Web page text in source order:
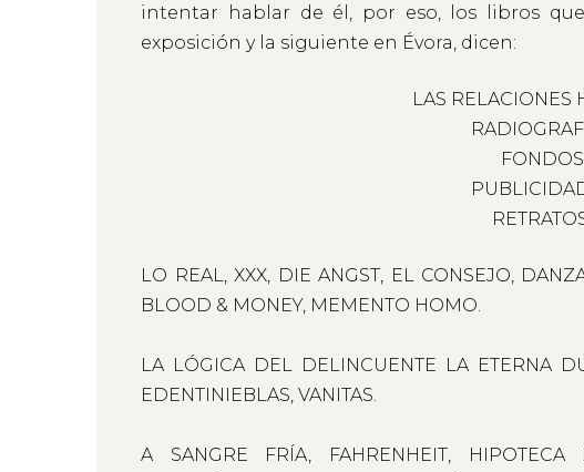
intentar hablar de él, por eso, los libros
exposición y la siguiente en Évora, dicen:
LAS RELACIONES
FONDOS
LO REAL, XXX, DIE ANGST, EL CONSEJO,
BLOOD & MONEY, MEMENTO HOMO.
LA LÓGICA DEL DELINCUENTE LA ETERNA
EDENTINIEBLAS, VANITAS.
A SANGRE FRÍA, FAHRENHEIT, HIPOTECA